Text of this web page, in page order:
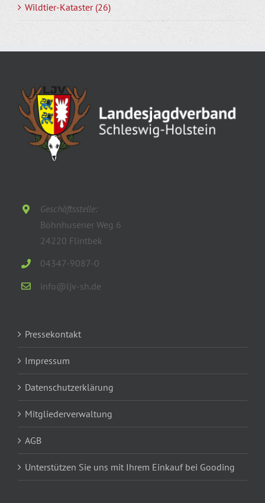
Wildtier-Kataster (26)
Geschäftsstelle:
Böhnhusener Weg 6
24220 Flintbek
04347-9087-0
info@ljv-sh.de
Pressekontakt
Impressum
Datenschutzerklärung
Mitgliederverwaltung
AGB
Unterstützen Sie uns mit Ihrem Einkauf bei Gooding